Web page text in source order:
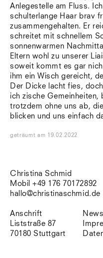
Anlegestelle am Fluss.
schulterlange Haar brav
zusammengehalten. Er
schreitet mit schnellem
sonnenwarmen
Eltern wohl zu unserer
soweit kommt es gar
ihm ein Wisch gereicht,
Der Dicke lacht fies,
ich zische Gemeinheiten,
trotzdem ohne uns ab,
blicken und uns einfach
geträumt am 19.02.2022
Christina Schmid
Mobil +49 176 70172892
hallo@christinaschmid.de
Anschrift
Liststraße 87
70180 Stuttgart